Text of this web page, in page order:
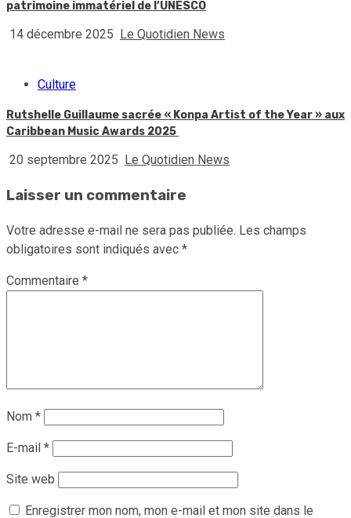
patrimoine immatériel de l’UNESCO
14 décembre 2025 Le Quotidien News
Culture
Rutshelle Guillaume sacrée « Konpa Artist of the Year » aux
Caribbean Music Awards 2025
20 septembre 2025 Le Quotidien News
Laisser un commentaire
Votre adresse e-mail ne sera pas publiée. Les champs
obligatoires sont indiqués avec *
Commentaire *
Nom *
E-mail *
Site web
Enregistrer mon nom, mon e-mail et mon site dans le